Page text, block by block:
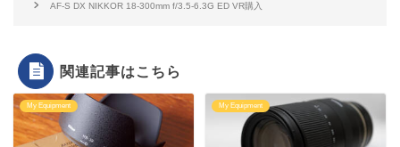
AF-S DX NIKKOR 18-300mm f/3.5-6.3G ED VR購入
関連記事はこちら
My Equipment My Equipment